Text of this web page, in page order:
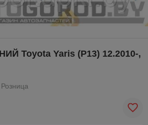
Toyota Yaris (P13) 12.2010-,
Розница